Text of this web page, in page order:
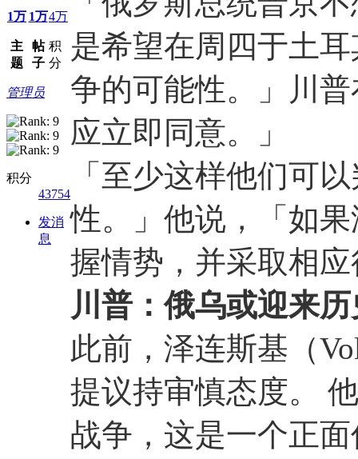
1万
主
题
1万
帖
子
4万
积
分
管理员
积分
43754
发消
息
是希望在周四于土
争的可能性。」川
应立即同意。」
「至少这样他们可
性。」他说，「如
握情势，并采取相
川普：俄乌或迎来
此前，泽连斯基（
提议持审慎态度。
战争，这是一个正